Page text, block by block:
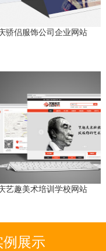
骄侣服饰公司企业网站
艺趣美术培训学校网站
例展示